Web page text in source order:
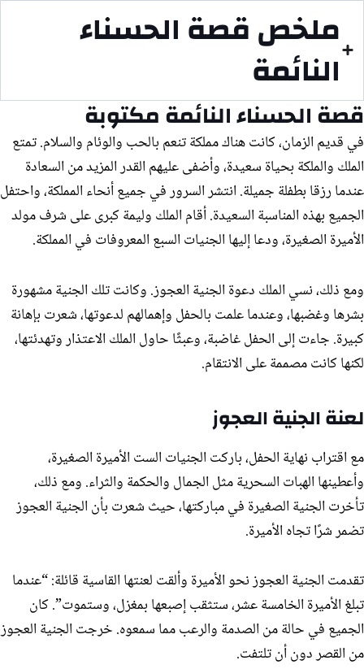
ملخص قصة الحسناء
النائمة
قصة الحسناء النائمة مكتوبة
في قديم الزمان، كانت هناك مملكة تنعم بالحب والوئام والسلام. تمتع
الملك والملكة بحياة سعيدة، وأضفى عليهم القدر المزيد من السعادة
عندما رزقا بطفلة جميلة. انتشر السرور في جميع أنحاء المملكة، واحتفل
الجميع بهذه المناسبة السعيدة. أقام الملك وليمة كبرى على شرف مولد
الأميرة الصغيرة، ودعا إليها الجنيات السبع المعروفات في المملكة.
ومع ذلك، نسي الملك دعوة الجنية العجوز. وكانت تلك الجنية مشهورة
بشرها وغضبها، وعندما علمت بالحفل وإهمالهم لدعوتها، شعرت بإهانة
كبيرة. جاءت إلى الحفل غاضبة، وعبثًا حاول الملك الاعتذار وتهدئتها،
لكنها كانت مصممة على الانتقام.
لعنة الجنية العجوز
مع اقتراب نهاية الحفل، باركت الجنيات الست الأميرة الصغيرة،
وأعطينها الهبات السحرية مثل الجمال والحكمة والثراء. ومع ذلك،
تأخرت الجنية الصغيرة في مباركتها، حيث شعرت بأن الجنية العجوز
تضمر شرًا تجاه الأميرة.
تقدمت الجنية العجوز نحو الأميرة وألقت لعنتها القاسية قائلة: “عندما
تبلغ الأميرة الخامسة عشر، ستثقب إصبعها بمغزل، وستموت”. كان
الجميع في حالة من الصدمة والرعب مما سمعوه. خرجت الجنية العجوز
من القصر دون أن تلتفت.